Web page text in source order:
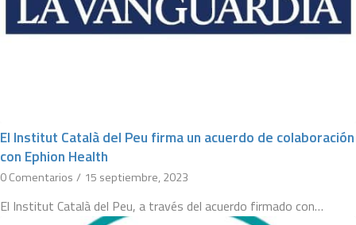
El Institut Català del Peu firma un acuerdo de colaboración
con Ephion Health
0 Comentarios / 15 septiembre, 2023
El Institut Català del Peu, a través del acuerdo firmado con…